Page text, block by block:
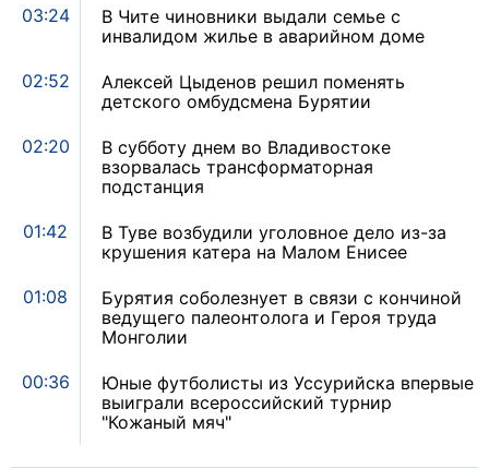
03:24
В Чите чиновники выдали семье с
инвалидом жилье в аварийном доме
02:52
Алексей Цыденов решил поменять
детского омбудсмена Бурятии
02:20
В субботу днем во Владивостоке
взорвалась трансформаторная
подстанция
01:42
В Туве возбудили уголовное дело из-за
крушения катера на Малом Енисее
01:08
Бурятия соболезнует в связи с кончиной
ведущего палеонтолога и Героя труда
Монголии
00:36
Юные футболисты из Уссурийска впервые
выиграли всероссийский турнир
"Кожаный мяч"